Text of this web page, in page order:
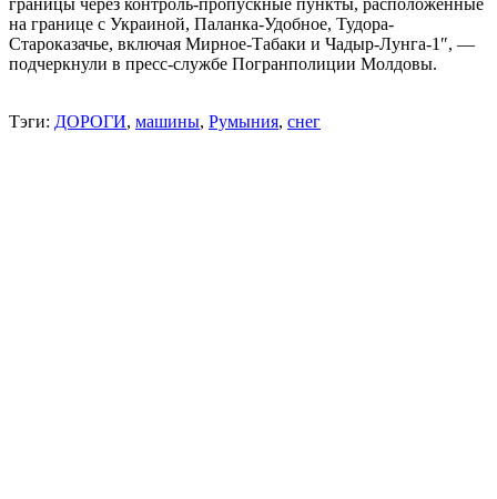
границы через контроль-пропускные пункты, расположенные
на границе с Украиной, Паланка-Удобное, Тудора-
Староказачье, включая Мирное-Табаки и Чадыр-Лунга-1″, —
подчеркнули в пресс-службе Погранполиции Молдовы.
Тэги: ДОРОГИ, машины, Румыния, снег